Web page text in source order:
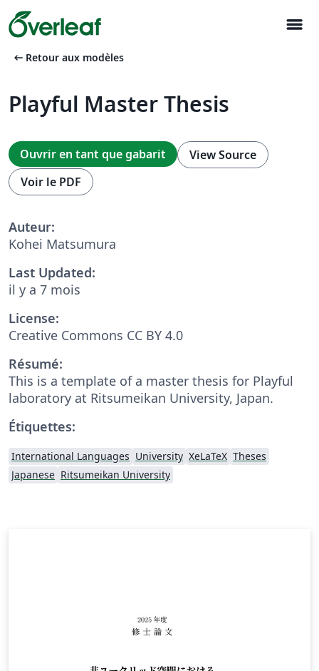
menu
arrow_left_alt Retour aux modèles
Playful Master Thesis
Ouvrir en tant que gabarit
View Source
Voir le PDF
Auteur:
Kohei Matsumura
Last Updated:
il y a 7 mois
License:
Creative Commons CC BY 4.0
Résumé:
This is a template of a master thesis for Playful
laboratory at Ritsumeikan University, Japan.
Étiquettes:
International Languages University XeLaTeX Theses
Japanese Ritsumeikan University